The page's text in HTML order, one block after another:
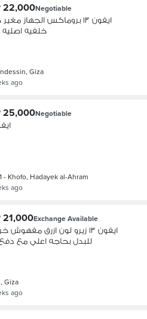
22,000Negotiable
ايفون ١٣ بروماكس الجهاز
خلفيه
Giza
ago
25,000Negotiable
- Khofo, Hadayek al-Ahram
ago
21,000Exchange Available
ايفون ١٣ زيرو لون ازرق
للبدل بحاجه اعلي مع
Giza
ago